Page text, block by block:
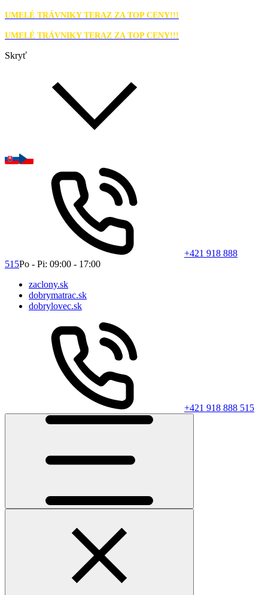
UMELÉ TRÁVNIKY TERAZ ZA TOP CENY!!!
UMELÉ TRÁVNIKY TERAZ ZA TOP CENY!!!
Skryť
+421 918 888
515Po - Pi: 09:00 - 17:00
zaclony.sk
dobrymatrac.sk
dobrylovec.sk
+421 918 888 515